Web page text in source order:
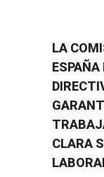
LA
ESPAÑA
CLARA